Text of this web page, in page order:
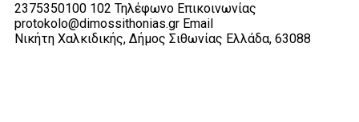
2375350100 102 Τηλέφωνο Επικοινωνίας
protokolo@dimossithonias.gr Email
Νικήτη Χαλκιδικής, Δήμος Σιθωνίας Ελλάδα, 63088